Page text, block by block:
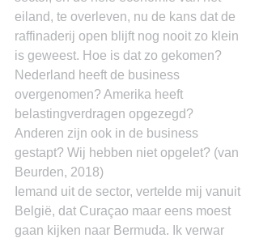
eiland, te overleven, nu de kans dat de
raffinaderij open blijft nog nooit zo klein
is geweest. Hoe is dat zo gekomen?
Nederland heeft de business
overgenomen? Amerika heeft
belastingverdragen opgezegd?
Anderen zijn ook in de business
gestapt? Wij hebben niet opgelet? (van
Beurden, 2018)
Iemand uit de sector, vertelde mij vanuit
België, dat Curaçao maar eens moest
gaan kijken naar Bermuda. Ik verwar